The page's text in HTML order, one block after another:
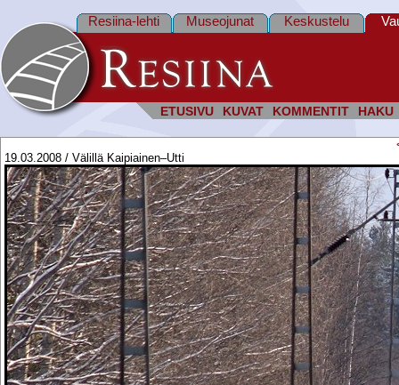
ETUSIVU KUVAT KOMMENTIT HAKU
Resiina-lehti Museojunat Keskustelu
19.03.2008 / Välillä Kaipiainen–Utti